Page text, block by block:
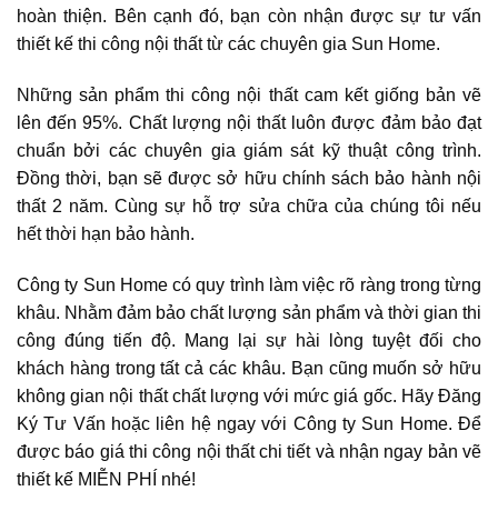
hoàn thiện. Bên cạnh đó, bạn còn nhận được sự tư vấn
thiết kế thi công nội thất từ các chuyên gia Sun Home.
Những sản phẩm thi công nội thất cam kết giống bản vẽ
lên đến 95%. Chất lượng nội thất luôn được đảm bảo đạt
chuẩn bởi các chuyên gia giám sát kỹ thuật công trình.
Đồng thời, bạn sẽ được sở hữu chính sách bảo hành nội
thất 2 năm. Cùng sự hỗ trợ sửa chữa của chúng tôi nếu
hết thời hạn bảo hành.
Công ty Sun Home có quy trình làm việc rõ ràng trong từng
khâu. Nhằm đảm bảo chất lượng sản phẩm và thời gian thi
công đúng tiến độ. Mang lại sự hài lòng tuyệt đối cho
khách hàng trong tất cả các khâu. Bạn cũng muốn sở hữu
không gian nội thất chất lượng với mức giá gốc. Hãy Đăng
Ký Tư Vấn hoặc liên hệ ngay với Công ty Sun Home. Để
được báo giá thi công nội thất chi tiết và nhận ngay bản vẽ
thiết kế MIỄN PHÍ nhé!